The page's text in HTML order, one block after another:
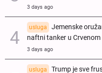
3 days ago
usluga
Jemenske
naftni tanker u Crvenom
3 days ago
usluga
Trump je sve